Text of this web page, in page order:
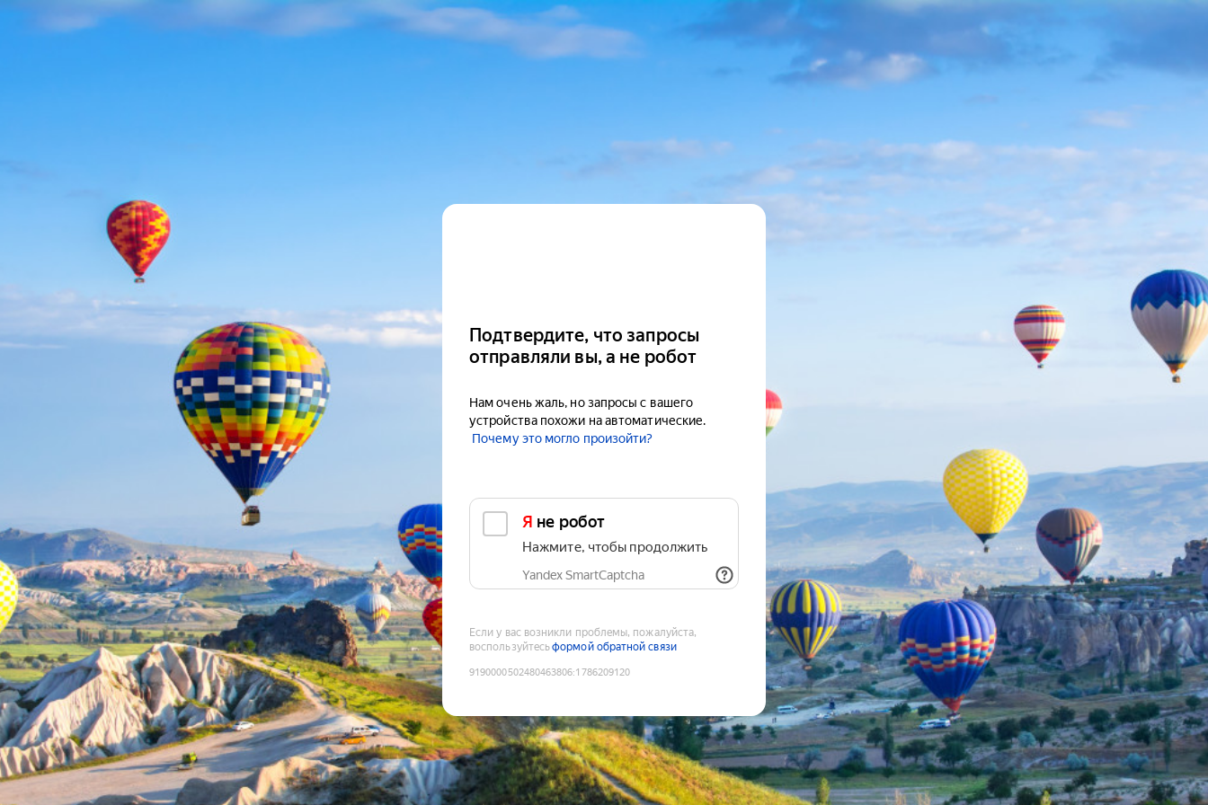
Подтвердите, что запросы
отправляли вы, а не робот
Нам очень жаль, но запросы с вашего
устройства похожи на автоматические.
Почему это могло произойти?
Я не робот
Нажмите, чтобы продолжить
Yandex SmartCaptcha
Если у вас возникли проблемы, пожалуйста,
воспользуйтесьформой обратной связи
9190000502480463806:1786209120